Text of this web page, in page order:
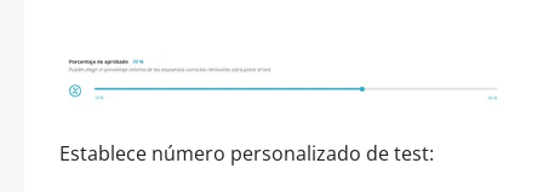
Establece número personalizado de test: